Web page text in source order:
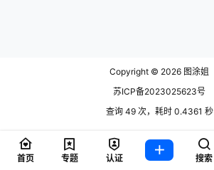
Copyright © 2026 图涂姐
苏ICP备2023025623号
查询 49 次，耗时 0.4361 秒
首页 专题 认证 搜索